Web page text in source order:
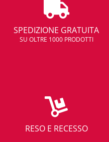
SPEDIZIONE GRATUITA
SU OLTRE 1000 PRODOTTI
RESO E RECESSO